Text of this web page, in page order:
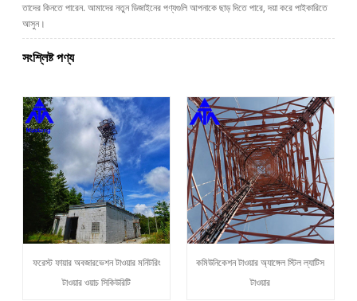
তাদের কিনতে পারেন. আমাদের নতুন ডিজাইনের পণ্যগুলি আপনাকে ছাড় দিতে পারে, দয়া করে পাইকারিতে
আসুন।
সংশ্লিষ্ট পণ্য
ফরেস্ট ফায়ার অবজারভেশন টাওয়ার মনিটরিং
টাওয়ার ওয়াচ সিকিউরিটি
কমিউনিকেশন টাওয়ার অ্যাঙ্গেল স্টিল ল্যাটিস
টাওয়ার